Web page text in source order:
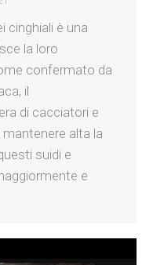
cinghiali è una
la loro
confermato da
il
di cacciatori e
alta la
suidi e
e